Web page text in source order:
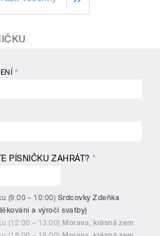
*
PÍSNIČKU ZAHRÁT?*
(9:00 – 10:00) Srdcovky Zdeňka
a výročí svatby)
(12:00 – 13:00) Morava, krásná zem